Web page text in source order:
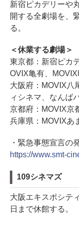
新宿ピカデリーや
開する全劇場を、
る。
＜休業する劇場＞
東京都：新宿ピカ
OVIX亀有、MOVIX
大阪府：MOVIX八
ィシネマ、なんば
京都府：MOVIX京
兵庫県：MOVIXあ
・緊急事態宣言の
https://www.smt-
109シネマズ
大阪エキスポシテ
日まで休館する。